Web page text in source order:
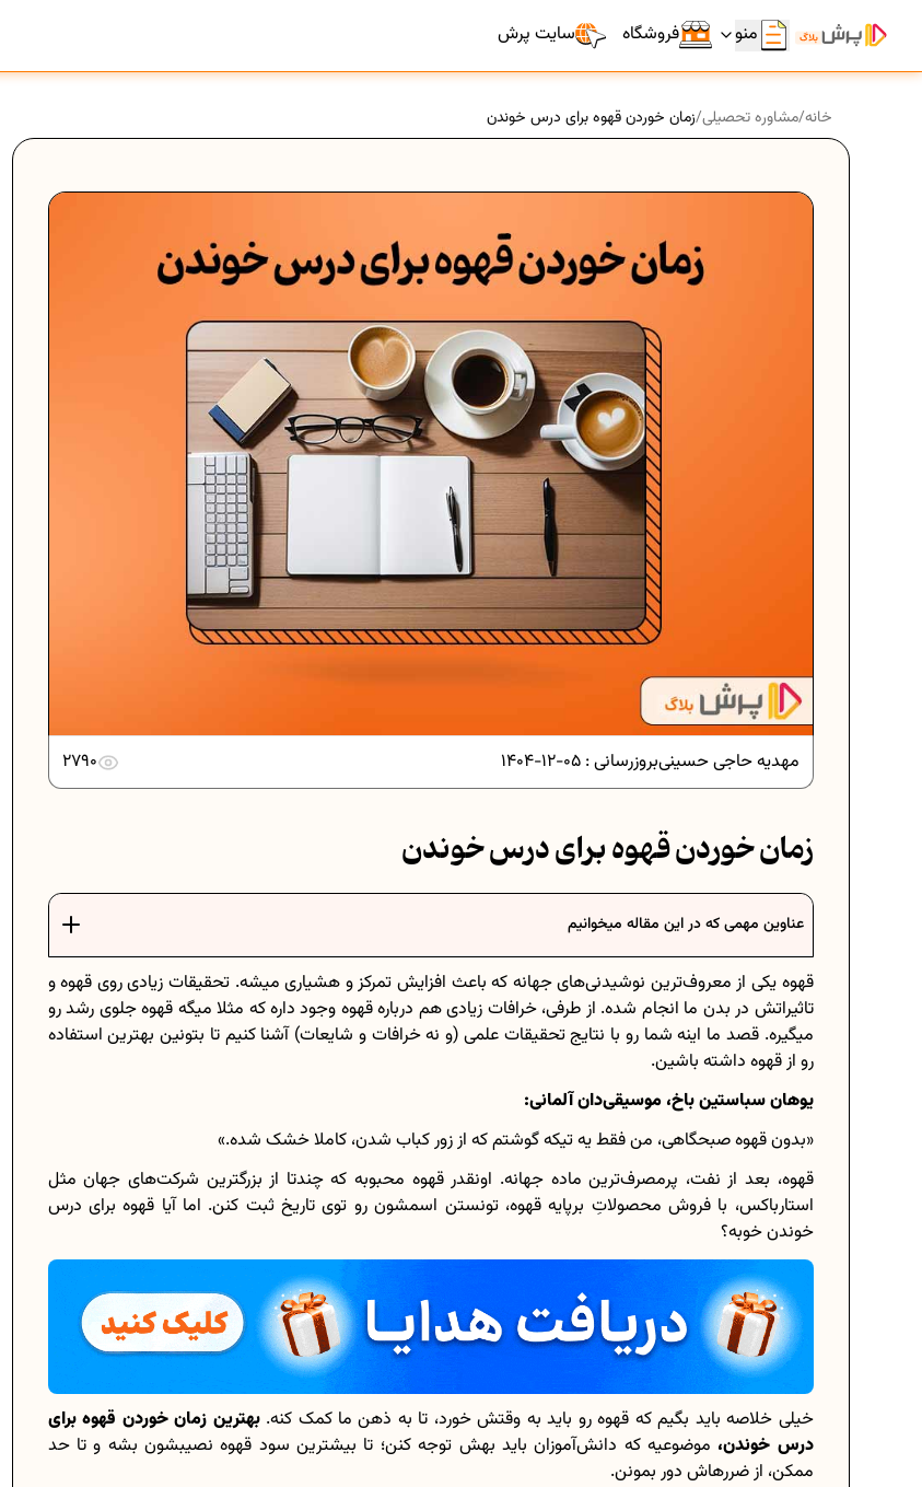
سایت پرش فروشگاه منو
دانلود رایگان نمونه سوالات امتحانی...
دانلود رایگان نمونه سوالات امتحان...
فرمول حجم اشکال هندسی در ریاضیات
برنامه‌ ریزی درسی هفتم
عادات افراد موفق
برنامه‌ ریزی درسی هشتم
چگونه برنامه‌ ریزی درسی کنیم؟
دانلود رایگان نمونه سوالات امتحانی...
دانلود رایگان کتاب‌های دوازدهم...
اعداد صحیح، طبیعی و گویا چه اعدادی...
حذفیات کنکور انسانی 1404
دانلود رایگان نمونه سوالات امتحان...
برنامه‌ ریزی درسی نهم
فرمول حجم اشکال هندسی در ریاضیات
برنامه‌ ریزی درسی هفتم
عادات افراد موفق
چگونه برنامه‌ ریزی درسی کنیم؟
دانلود رایگان نمونه سوالات امتحانی...
اعداد صحیح، طبیعی و گویا چه اعدادی...
خانه/مشاوره تحصیلی/زمان خوردن قهوه برای درس خوندن
بروزرسانی : 05-12-1404 مهدیه حاجی حسینی 2790
زمان خوردن قهوه برای درس خوندن
عناوین مهمی که در این مقاله میخوانیم
قهوه یکی از معروف‌ترین نوشیدنی‌های جهانه که باعث افزایش تمرکز و هشیاری میشه. تحقیقات زیادی روی قهوه و
تاثیراتش در بدن ما انجام شده. از طرفی، خرافات زیادی هم درباره قهوه وجود داره که مثلا میگه قهوه جلوی رشد رو
میگیره. قصد ما اینه شما رو با نتایج تحقیقات علمی (و نه خرافات و شایعات) آشنا کنیم تا بتونین بهترین استفاده
رو از قهوه داشته باشین.
یوهان سباستین باخ، موسیقی‌دان آلمانی:
«بدون قهوه صبحگاهی، من فقط یه تیکه گوشتم که از زور کباب شدن، کاملا خشک شده.»
قهوه، بعد از نفت، پرمصرف‌ترین ماده جهانه. اونقدر قهوه محبوبه که چندتا از بزرگترین شرکت‌های جهان مثل
استارباکس، با فروش محصولاتِ برپایه قهوه، تونستن اسمشون رو توی تاریخ ثبت کنن. اما آیا قهوه برای درس
خوندن خوبه؟
خیلی خلاصه باید بگیم که قهوه رو باید به وقتش خورد، تا به ذهن ما کمک کنه.بهترین زمان خوردن قهوه برای
درس خوندن، موضوعیه که دانش‌آموزان باید بهش توجه کنن؛ تا بیشترین سود قهوه نصیبشون بشه و تا حد
ممکن، از ضررهاش دور بمونن.